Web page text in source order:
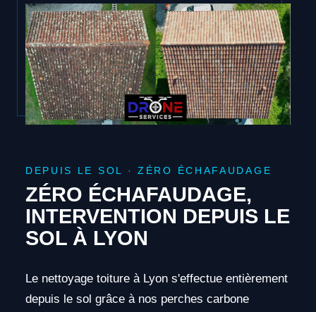
DEPUIS LE SOL · ZÉRO ÉCHAFAUDAGE
ZÉRO ÉCHAFAUDAGE,
INTERVENTION DEPUIS LE
SOL À LYON
Le nettoyage toiture à Lyon s'effectue entièrement
depuis le sol grâce à nos perches carbone